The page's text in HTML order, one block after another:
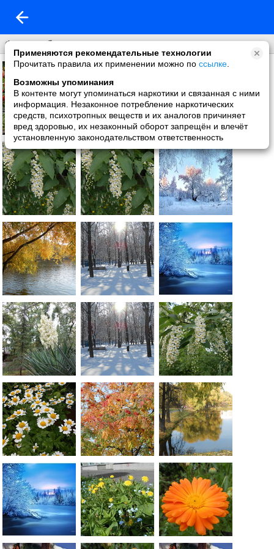
Применяются рекомендательные технологии
Прочитать правила их применении можно по ссылке
Возможны упоминания
В контенте могут упоминаться наркотики и связанная с ними
информация. Незаконное потребление наркотических
средств, психотропных веществ и их аналогов причиняет
вред здоровью, их незаконный оборот запрещён и влечёт
установленную законодательством ответственность
Фон на обложку